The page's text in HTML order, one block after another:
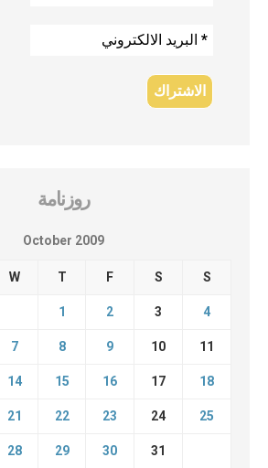
روزنامة
October 2009
W T F S S
1 2 3 4
7 8 9 10 11
14 15 16 17 18
21 22 23 24 25
28 29 30 31